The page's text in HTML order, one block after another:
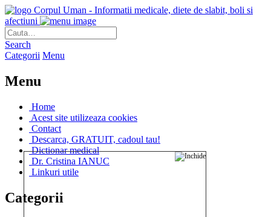
Corpul Uman - Informatii medicale, diete de slabit, boli si
afectiuni
Search
Categorii Menu
Menu
Home
Acest site utilizeaza cookies
Contact
Descarca, GRATUIT, cadoul tau!
Dictionar medical
Dr. Cristina IANUC
Linkuri utile
Categorii